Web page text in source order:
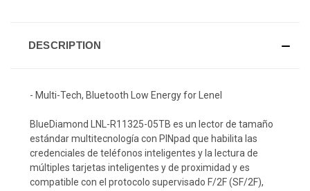
DESCRIPTION
- Multi-Tech, Bluetooth Low Energy for Lenel
BlueDiamond LNL-R11325-05TB es un lector de tamaño
estándar multitecnología con PINpad que habilita las
credenciales de teléfonos inteligentes y la lectura de
múltiples tarjetas inteligentes y de proximidad y es
compatible con el protocolo supervisado F/2F (SF/2F),